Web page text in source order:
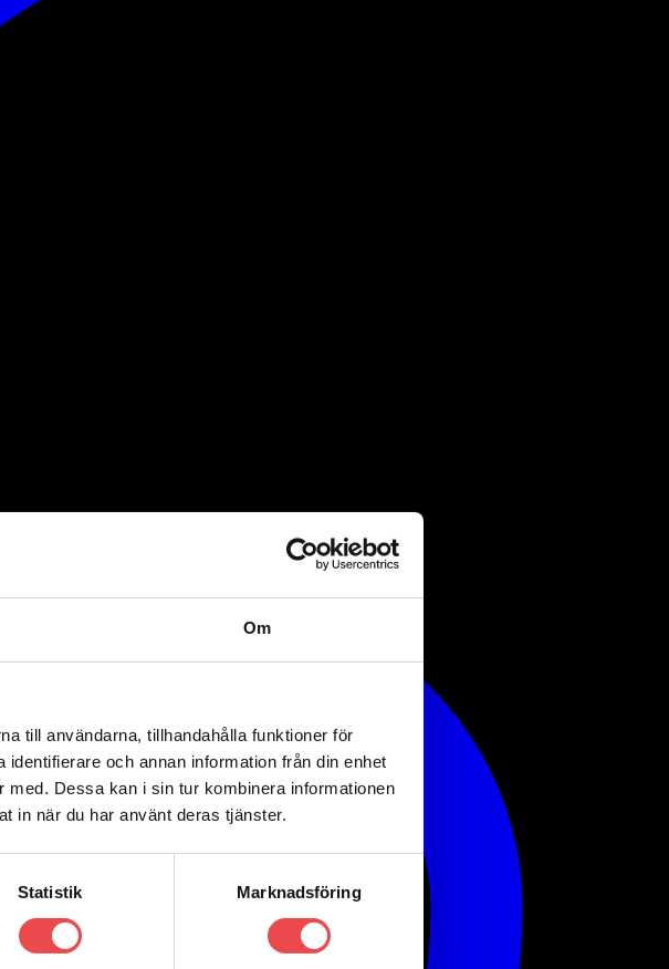
Om
till användarna, tillhandahålla funktioner för
och annan information från din enhet
Dessa kan i sin tur kombinera informationen
in när du har använt deras tjänster.
Statistik Marknadsföring